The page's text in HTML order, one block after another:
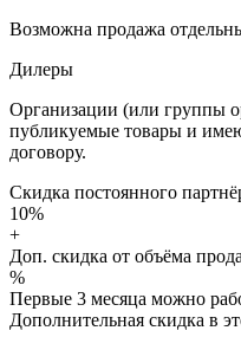
Возможна продажа
Дилеры
Организации (или группы
публикуемые товары и
договору.
Скидка постоянного
10%
+
Доп. скидка от объёма
%
Первые 3 месяца можно
Дополнительная скидка в